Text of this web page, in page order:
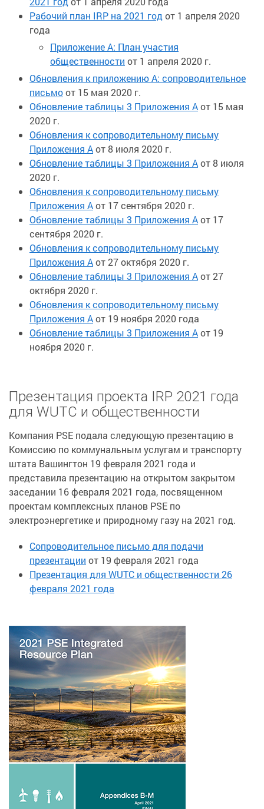
Рабочий план IRP на 2021 год от 1 апреля 2020
года
Приложение А: План участия
общественности от 1 апреля 2020 г.
Обновления к приложению A: сопроводительное
письмоот 15 мая 2020 г.
Обновление таблицы 3 Приложения Аот 15 мая
2020 г.
Обновления к сопроводительному письму
Приложения Аот 8 июля 2020 г.
Обновление таблицы 3 Приложения Аот 8 июля
2020 г.
Обновления к сопроводительному письму
Приложения Аот 17 сентября 2020 г.
Обновление таблицы 3 Приложения Аот 17
сентября 2020 г.
Обновления к сопроводительному письму
Приложения Аот 27 октября 2020 г.
Обновление таблицы 3 Приложения Аот 27
октября 2020 г.
Обновления к сопроводительному письму
Приложения Аот 19 ноября 2020 года
Обновление таблицы 3 Приложения Аот 19
ноября 2020 г.
Презентация проекта IRP 2021 года
для WUTC и общественности
Компания PSE подала следующую презентацию в
Комиссию по коммунальным услугам и транспорту
штата Вашингтон 19 февраля 2021 года и
представила презентацию на открытом закрытом
заседании 16 февраля 2021 года, посвященном
проектам комплексных планов PSE по
электроэнергетике и природному газу на 2021 год.
Сопроводительное письмо для подачи
презентации от 19 февраля 2021 года
Презентация для WUTC и общественности 26
февраля 2021 года